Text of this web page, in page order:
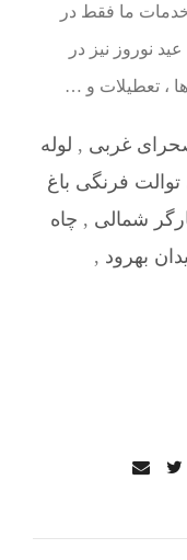
خدمات ما فقط در
نوروز نیز در
، تعطیلات و …
غربی , لوله
توالت فرنگی باغ
شمالی , چاه
بهرود ,